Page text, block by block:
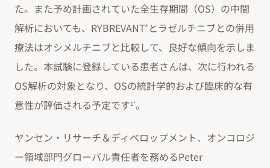
た。また予め計画されていた全生存期間（OS）の中間
解析においても、RYBREVANT® とラゼルチニブとの併用
療法はオシメルチニブと比較して、良好な傾向を示しま
した。本試験に登録している患者さんは、次に行われる
OS解析の対象となり、OSの統計学的および臨床的な有
意性が評価される予定です1*。
ヤンセン・リサーチ＆ディベロップメント、オンコロジ
ー領域部門グローバル責任者を務めるPeter